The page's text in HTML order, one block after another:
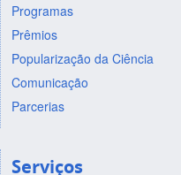
Programas
Prêmios
Popularização da Ciência
Comunicação
Parcerias
Serviços